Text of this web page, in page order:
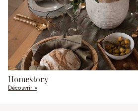
Homestory
Découvrir »